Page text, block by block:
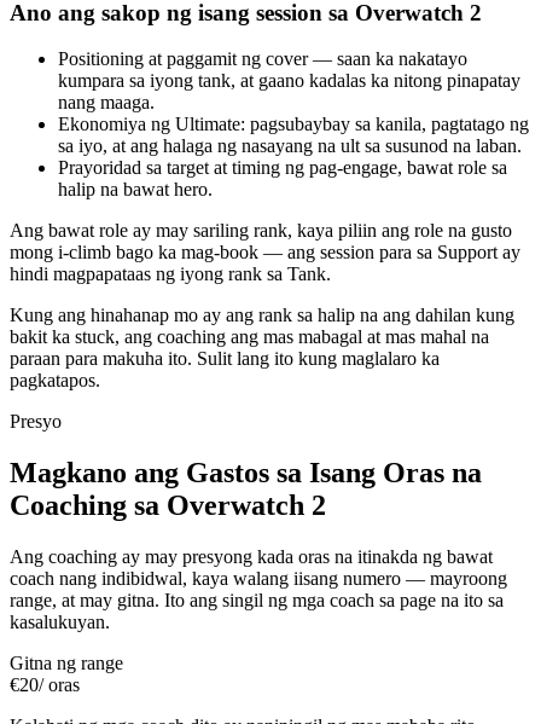
Ano ang sakop ng isang session sa Overwatch 2
Positioning at paggamit ng cover — saan ka nakatayo
kumpara sa iyong tank, at gaano kadalas ka nitong pinapatay
nang maaga.
Ekonomiya ng Ultimate: pagsubaybay sa kanila, pagtatago ng
sa iyo, at ang halaga ng nasayang na ult sa susunod na laban.
Prayoridad sa target at timing ng pag-engage, bawat role sa
halip na bawat hero.
Ang bawat role ay may sariling rank, kaya piliin ang role na gusto
mong i-climb bago ka mag-book — ang session para sa Support ay
hindi magpapataas ng iyong rank sa Tank.
Kung ang hinahanap mo ay ang rank sa halip na ang dahilan kung
bakit ka stuck, ang coaching ang mas mabagal at mas mahal na
paraan para makuha ito. Sulit lang ito kung maglalaro ka
pagkatapos.
Presyo
Magkano ang Gastos sa Isang Oras na
Coaching sa Overwatch 2
Ang coaching ay may presyong kada oras na itinakda ng bawat
coach nang indibidwal, kaya walang iisang numero — mayroong
range, at may gitna. Ito ang singil ng mga coach sa page na ito sa
kasalukuyan.
Gitna ng range
€20/ oras